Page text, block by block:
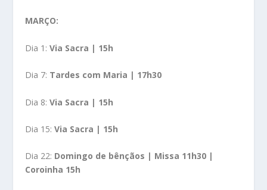
MARÇO:
Dia 1:Via Sacra | 15h
Dia 7: Tardes com Maria | 17h30
Dia 8:Via Sacra | 15h
Dia 15:Via Sacra | 15h
Dia 22: Domingo de bênçãos | Missa 11h30 |
Coroinha 15h